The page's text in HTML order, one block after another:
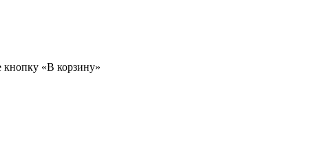
кнопку «В корзину»